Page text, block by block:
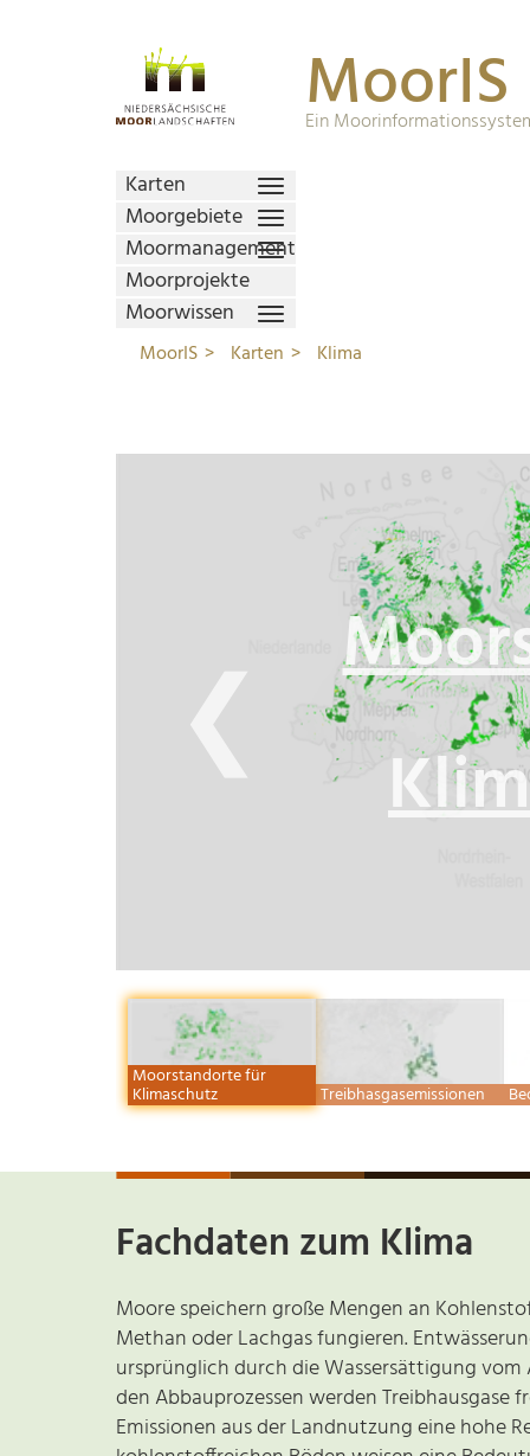
MoorIS
Ein
Karten
Moorgebiete
Moormanagement
Moorprojekte
Moorwissen
MoorIS Karten Klima
❮
Moorstandorte für
Klimaschutz Treibhasgasemissionen
Fachdaten zum Klima
Moore speichern große Mengen an
Methan oder Lachgas fungieren.
ursprünglich durch die Wassersättigung
den Abbauprozessen werden
Emissionen aus der Landnutzung eine hohe